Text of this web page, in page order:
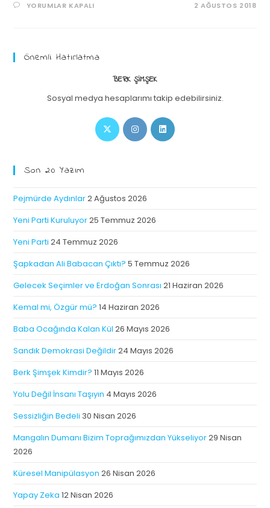
YORUMLAR KAPALI 2 AĞUSTOS 2018
Önemli Hatırlatma
BERK ŞIMŞEK
Sosyal medya hesaplarımı takip edebilirsiniz.
Son 20 Yazım
Pejmürde Aydınlar2 Ağustos 2026
Yeni Parti Kuruluyor25 Temmuz 2026
Yeni Parti 24 Temmuz 2026
Şapkadan Ali Babacan Çıktı? 5 Temmuz 2026
Gelecek Seçimler ve Erdoğan Sonrası 21 Haziran 2026
Kemal mi, Özgür mü? 14 Haziran 2026
Baba Ocağında Kalan Kül 26 Mayıs 2026
Sandık Demokrasi Değildir24 Mayıs 2026
Berk Şimşek Kimdir? 11 Mayıs 2026
Yolu Değil İnsanı Taşıyın 4 Mayıs 2026
Sessizliğin Bedeli 30 Nisan 2026
Mangalın Dumanı Bizim Toprağımızdan Yükseliyor29 Nisan
2026
Küresel Manipülasyon 26 Nisan 2026
Yapay Zeka 12 Nisan 2026